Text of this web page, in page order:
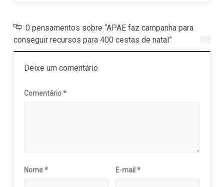
0 pensamentos sobre “APAE faz campanha para
conseguir recursos para 400 cestas de natal”
Deixe um comentário
Comentário*
Nome* E-mail*